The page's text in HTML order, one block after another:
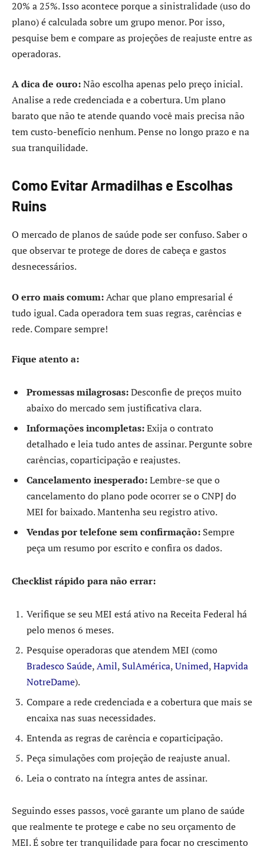
20% a 25%. Isso acontece porque a sinistralidade (uso do
plano) é calculada sobre um grupo menor. Por isso,
pesquise bem e compare as projeções de reajuste entre as
operadoras.
A dica de ouro:Não escolha apenas pelo preço inicial.
Analise a rede credenciada e a cobertura. Um plano
barato que não te atende quando você mais precisa não
tem custo-benefício nenhum. Pense no longo prazo e na
sua tranquilidade.
Como Evitar Armadilhas e Escolhas
Ruins
O mercado de planos de saúde pode ser confuso. Saber o
que observar te protege de dores de cabeça e gastos
desnecessários.
O erro mais comum:Achar que plano empresarial é
tudo igual. Cada operadora tem suas regras, carências e
rede. Compare sempre!
Fique atento a:
Promessas milagrosas:Desconfie de preços muito
abaixo do mercado sem justificativa clara.
Informações incompletas:Exija o contrato
detalhado e leia tudo antes de assinar. Pergunte sobre
carências, coparticipação e reajustes.
Cancelamento inesperado:Lembre-se que o
cancelamento do plano pode ocorrer se o CNPJ do
MEI for baixado. Mantenha seu registro ativo.
Vendas por telefone sem confirmação: Sempre
peça um resumo por escrito e confira os dados.
Checklist rápido para não errar:
Verifique se seu MEI está ativo na Receita Federal há
pelo menos 6 meses.
Pesquise operadoras que atendem MEI (como
Bradesco Saúde,Amil, SulAmérica,Unimed,Hapvida
NotreDame).
Compare a rede credenciada e a cobertura que mais se
encaixa nas suas necessidades.
Entenda as regras de carência e coparticipação.
Peça simulações com projeção de reajuste anual.
Leia o contrato na íntegra antes de assinar.
Seguindo esses passos, você garante um plano de saúde
que realmente te protege e cabe no seu orçamento de
MEI. É sobre ter tranquilidade para focar no crescimento